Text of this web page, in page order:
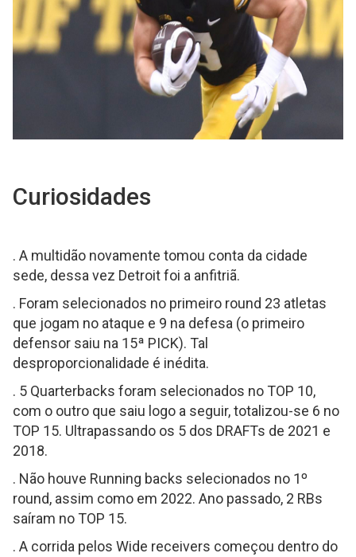
Curiosidades
. A multidão novamente tomou conta da cidade
sede, dessa vez Detroit foi a anfitriã.
. Foram selecionados no primeiro round 23 atletas
que jogam no ataque e 9 na defesa (o primeiro
defensor saiu na 15ª PICK). Tal
desproporcionalidade é inédita.
. 5 Quarterbacks foram selecionados no TOP 10,
com o outro que saiu logo a seguir, totalizou-se 6 no
TOP 15. Ultrapassando os 5 dos DRAFTs de 2021 e
2018.
. Não houve Running backs selecionados no 1º
round, assim como em 2022. Ano passado, 2 RBs
saíram no TOP 15.
. A corrida pelos Wide receivers começou dentro do